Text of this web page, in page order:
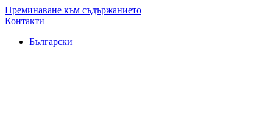
Преминаване към съдържанието
Контакти
Български